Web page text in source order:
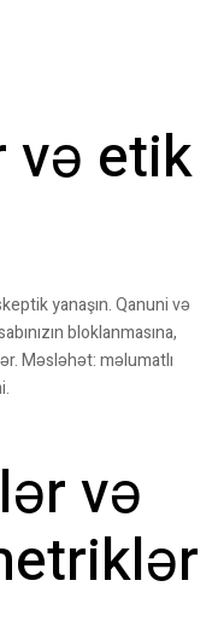
və etik
yanaşın. Qanuni və
bloklanmasına,
Məsləhət: məlumatlı
və